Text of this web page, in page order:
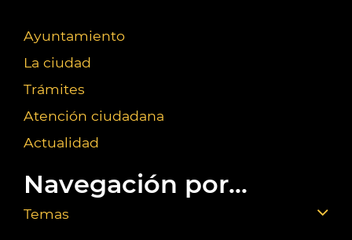
Ayuntamiento
La ciudad
Trámites
Atención ciudadana
Actualidad
Navegación por...
Temas